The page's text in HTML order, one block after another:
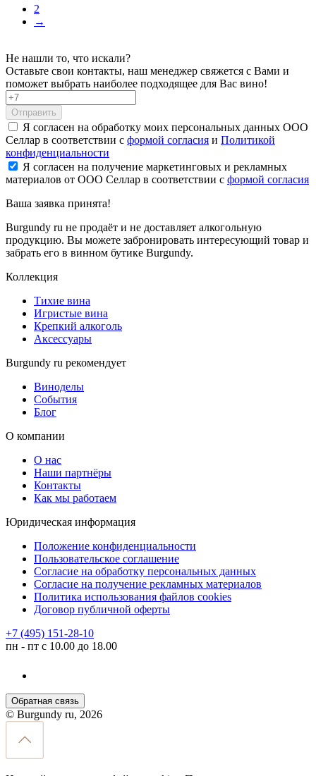
2
→
Не нашли то, что искали?
Оставьте свои контакты, наш менеджер свяжется с Вами и
поможет выбрать наиболее подходящее для Вас вино!
Отправить
Я согласен на обработку моих персональных данных ООО
Селлар в соответствии с формой согласия и Политикой
конфиденциальности
Я согласен на получение маркетинговых и рекламных
материалов от ООО Селлар в соответствии с формой согласия
Ваша заявка принята!
Burgundy ru не продаёт и не доставляет алкогольную
продукцию. Вы можете забронировать интересующий товар и
забрать его в винном бутике Burgundy.
Коллекция
Тихие вина
Игристые вина
Крепкий алкоголь
Аксессуары
Burgundy ru рекомендует
Виноделы
События
Блог
О компании
О нас
Наши партнёры
Контакты
Как мы работаем
Юридическая информация
Положение конфиденциальности
Пользовательское соглашение
Согласие на обработку персональных данных
Согласие на получение рекламных материалов
Политика использования файлов cookies
Договор публичной оферты
+7 (495) 151-28-10
пн - пт с 10.00 до 18.00
Обратная связь
© Burgundy ru, 2026